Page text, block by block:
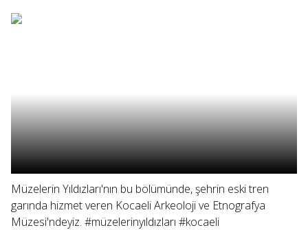
Müzelerin Yıldızları'nın bu bölümünde, şehrin eski tren
garında hizmet veren Kocaeli Arkeoloji ve Etnografya
Müzesi'ndeyiz. #müzelerinyıldızları #kocaeli